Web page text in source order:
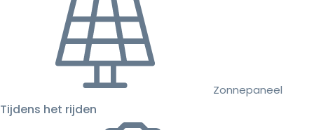
Zonnepaneel
Tijdens het rijden